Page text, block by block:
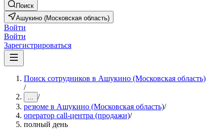
Поиск
Ашукино (Московская область)
Войти
Войти
Зарегистрироваться
Поиск сотрудников в Ашукино (Московская область)
/
... /
резюме в Ашукино (Московская область)/
оператор call-центра (продажи)/
полный день